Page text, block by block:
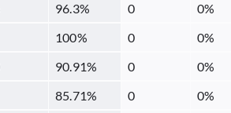
96.3% 0 0%
100% 0 0%
90.91% 0 0%
85.71% 0 0%